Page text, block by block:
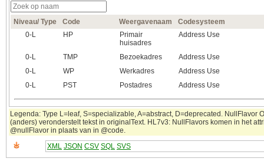
Niveau/ Type Code Weergavenaam
Codesysteem
0‑L
HP
Primair
huisadres
Address Use
0‑L TMP Bezoekadres
Address Use
0‑L
WP Werkadres
Address Use
0‑L
PST Postadres Address Use
Legenda: Type L=leaf, S=specializable, A=abstract, D=deprecated. NullFlavor
(anders) veronderstelt tekst in originalText. HL7v3: NullFlavors komen in het
@nullFlavor in plaats van in @code.
XML JSON CSV SQL SVS